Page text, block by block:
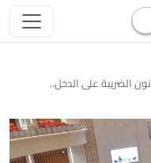
الضريبة على الدخل..